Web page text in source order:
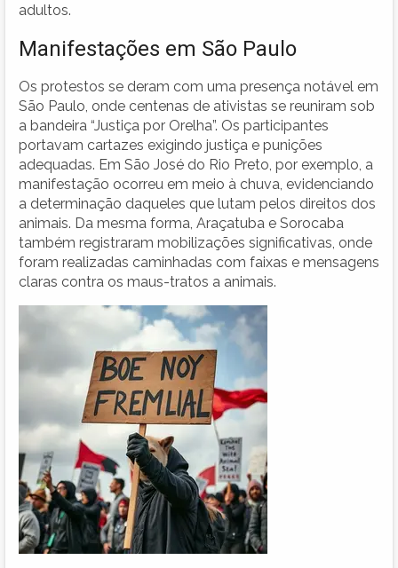
adultos.
Manifestações em São Paulo
Os protestos se deram com uma presença notável em
São Paulo, onde centenas de ativistas se reuniram sob
a bandeira “Justiça por Orelha”. Os participantes
portavam cartazes exigindo justiça e punições
adequadas. Em São José do Rio Preto, por exemplo, a
manifestação ocorreu em meio à chuva, evidenciando
a determinação daqueles que lutam pelos direitos dos
animais. Da mesma forma, Araçatuba e Sorocaba
também registraram mobilizações significativas, onde
foram realizadas caminhadas com faixas e mensagens
claras contra os maus-tratos a animais.